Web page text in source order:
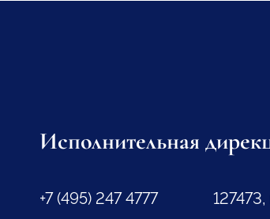
Исполнительная
+7 (495) 247 4777